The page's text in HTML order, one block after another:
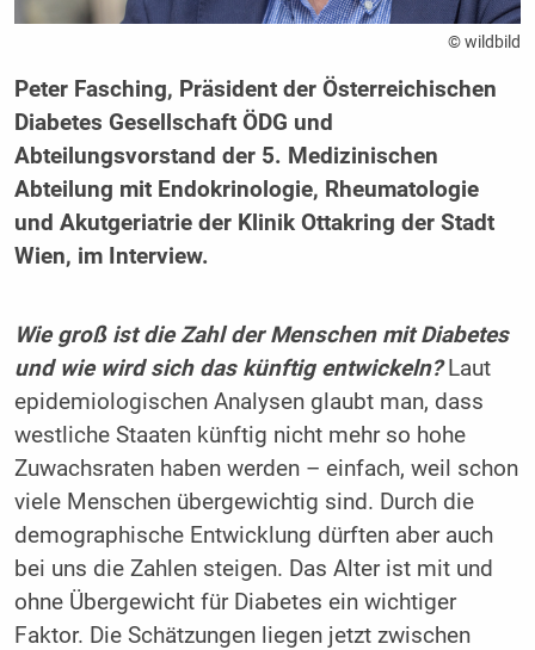
© wildbild
Peter Fasching, Präsident der Österreichischen
Diabetes Gesellschaft ÖDG und
Abteilungsvorstand der 5. Medizinischen
Abteilung mit Endokrinologie, Rheumatologie
und Akutgeriatrie der Klinik Ottakring der Stadt
Wien, im Interview.
Wie groß ist die Zahl der Menschen mit Diabetes
und wie wird sich das künftig entwickeln? Laut
epidemiologischen Analysen glaubt man, dass
westliche Staaten künftig nicht mehr so hohe
Zuwachsraten haben werden – einfach, weil schon
viele Menschen übergewichtig sind. Durch die
demographische Entwicklung dürften aber auch
bei uns die Zahlen steigen. Das Alter ist mit und
ohne Übergewicht für Diabetes ein wichtiger
Faktor. Die Schätzungen liegen jetzt zwischen